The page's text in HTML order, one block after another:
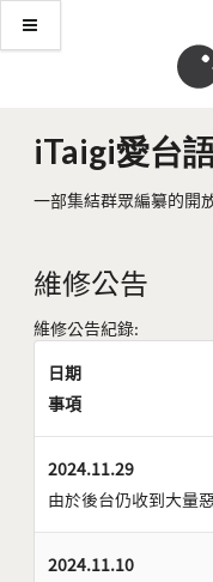
iTaigi愛台
一部集結群眾編纂的開
維修公告
維修公告紀錄:
日期
事項
2024.11.29
由於後台仍收到大量
2024.11.10